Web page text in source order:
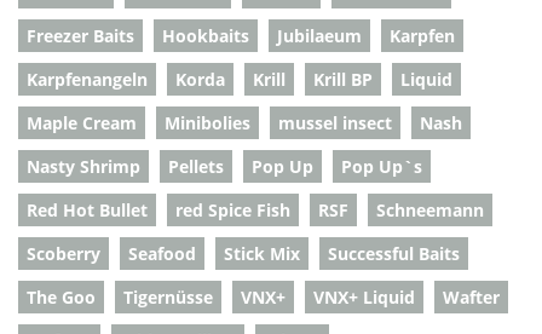
Freezer Baits
Hookbaits Jubilaeum
Karpfen
Karpfenangeln
Korda Krill Krill BP
Liquid
Maple Cream
Minibolies mussel insect
Nash
Nasty Shrimp
Pellets Pop Up
Pop Up`s
Red Hot Bullet
red Spice Fish RSF
Schneemann
Scoberry
Seafood Stick Mix
Successful Baits
The Goo
Tigernüsse VNX+ VNX+ Liquid
Wafter